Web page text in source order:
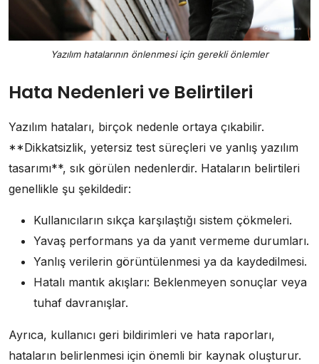
Yazılım hatalarının önlenmesi için gerekli önlemler
Hata Nedenleri ve Belirtileri
Yazılım hataları, birçok nedenle ortaya çıkabilir.
**Dikkatsizlik, yetersiz test süreçleri ve yanlış yazılım
tasarımı**, sık görülen nedenlerdir. Hataların belirtileri
genellikle şu şekildedir:
Kullanıcıların sıkça karşılaştığı sistem çökmeleri.
Yavaş performans ya da yanıt vermeme durumları.
Yanlış verilerin görüntülenmesi ya da kaydedilmesi.
Hatalı mantık akışları: Beklenmeyen sonuçlar veya
tuhaf davranışlar.
Ayrıca, kullanıcı geri bildirimleri ve hata raporları,
hataların belirlenmesi için önemli bir kaynak oluşturur.